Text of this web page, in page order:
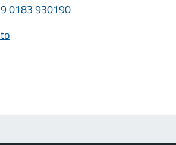
0183 930190